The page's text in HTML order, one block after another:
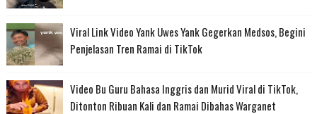
Viral Link Video Yank Uwes Yank Gegerkan Medsos, Begini
Penjelasan Tren Ramai di TikTok
Video Bu Guru Bahasa Inggris dan Murid Viral di TikTok,
Ditonton Ribuan Kali dan Ramai Dibahas Warganet